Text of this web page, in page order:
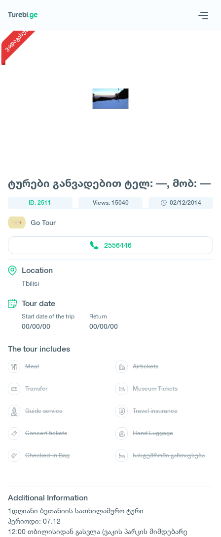
ვადაგასული
ტურები განვადებით ტელ: ––, მობ: ––
ID: 2511 Views: 15040 02/12/2014
Go Tour
2556446
Location
Tbilisi
Tour date
Start date of the trip
00/00/00
Return
00/00/00
Additional Information
1დღიანი ბეთანიის სათხილამურო ტური
პერიოდი: 07.12
12:00 თბილისიდან გასვლა (ვაკის პარკის მიმდებარე
The tour includes
Meal Airtickets
Transfer Museum Tickets
Guide service Travel insurance
Concert tickets Hand Luggage
Checked-in Bag სასტუმროში განთავსება